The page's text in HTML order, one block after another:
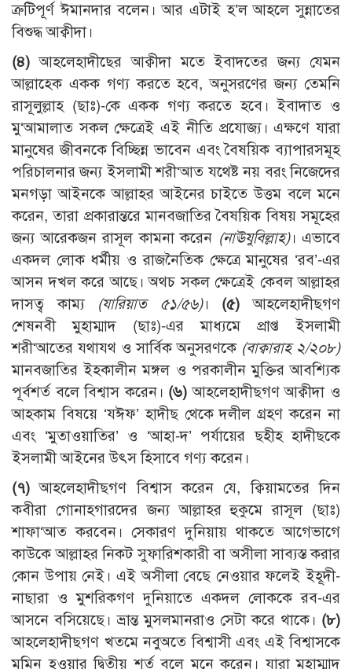
ত্রুটিপূর্ণ ঈমানদার বলেন। আর এটাই হ’ল আহলে সুন্নাতের
বিশুদ্ধ আক্বীদা।
(৪) আহলেহাদীছের আক্বীদা মতে ইবাদতের জন্য যেমন
আল্লাহ্কে একক গণ্য করতে হবে, অনুসরণের জন্য তেমনি
রাসূলুল্লাহ (ছাঃ)-কে একক গণ্য করতে হবে। ইবাদাত ও
মু‘আমালাত সকল ক্ষেত্রেই এই নীতি প্রযোজ্য। এক্ষণে যারা
মানুষের জীবনকে বিচ্ছিন্ন ভাবেন এবং বৈষয়িক ব্যাপারসমূহ
পরিচালনার জন্য ইসলামী শরী‘আত যথেষ্ট নয় বরং নিজেদের
মনগড়া আইনকে আল্লাহর আইনের চাইতে উত্তম বলে মনে
করেন, তারা প্রকারান্তরে মানবজাতির বৈষয়িক বিষয় সমূহের
জন্য আরেকজন রাসূল কামনা করেন (নাঊযুবিল্লাহ)। এভাবে
একদল লোক ধর্মীয় ও রাজনৈতিক ক্ষেত্রে মানুষের ‘রব’-এর
আসন দখল করে আছে। অথচ সকল ক্ষেত্রেই কেবল আল্লাহর
দাসত্ব কাম্য (যারিয়াত ৫১/৫৬)। (৫) আহলেহাদীছগণ
শেষনবী মুহাম্মাদ (ছাঃ)-এর মাধ্যমে প্রাপ্ত ইসলামী
শরী‘আতের যথাযথ ও সার্বিক অনুসরণকে (বাক্বারাহ ২/২০৮)
মানবজাতির ইহকালীন মঙ্গল ও পরকালীন মুক্তির আবশ্যিক
পূর্বশর্ত বলে বিশ্বাস করেন। (৬) আহলেহাদীছগণ আক্বীদা ও
আহকাম বিষয়ে ‘যঈফ’ হাদীছ থেকে দলীল গ্রহণ করেন না
এবং ‘মুতাওয়াতির’ ও ‘আহা-দ’ পর্যায়ের ছহীহ হাদীছকে
ইসলামী আইনের উৎস হিসাবে গণ্য করেন।
(৭) আহলেহাদীছগণ বিশ্বাস করেন যে, ক্বিয়ামতের দিন
কবীরা গোনাহগারদের জন্য আল্লাহর হুকুমে রাসূল (ছাঃ)
শাফা‘আত করবেন। সেকারণ দুনিয়ায় থাকতে আগেভাগে
কাউকে আল্লাহর নিকট সুফারিশকারী বা অসীলা সাব্যস্ত করার
কোন উপায় নেই। এই অসীলা বেছে নেওয়ার ফলেই ইহূদী-
নাছারা ও মুশরিকগণ দুনিয়াতে একদল লোককে রব-এর
আসনে বসিয়েছে। ভ্রান্ত মুসলমানরাও সেটা করে থাকে। (৮)
আহলেহাদীছগণ খতমে নবুঅতে বিশ্বাসী এবং এই বিশ্বাসকে
মুমিন হওয়ার দ্বিতীয় শর্ত বলে মনে করেন। যারা মুহাম্মাদ